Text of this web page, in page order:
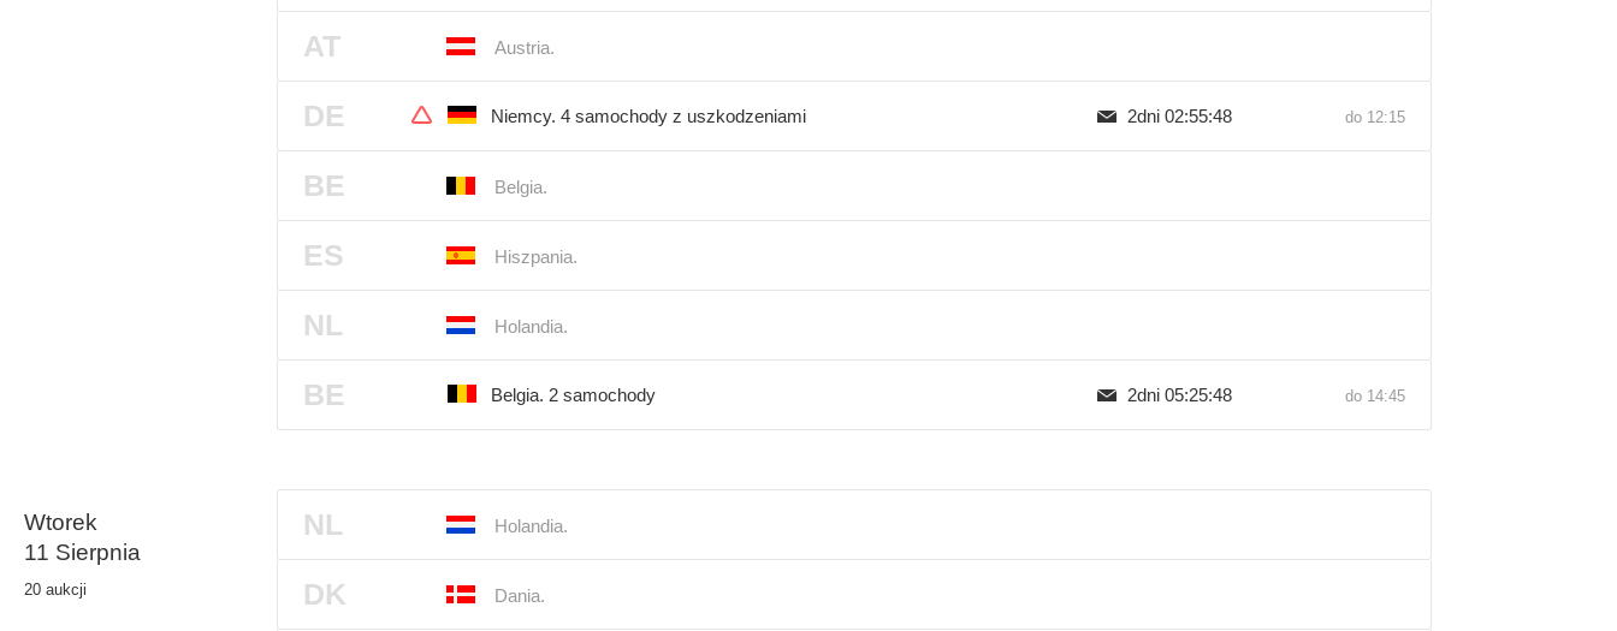
AT Austria.
DE Niemcy. 4 samochody z uszkodzeniami 2dni 02:55:47 do 12:15
BE Belgia.
ES Hiszpania.
NL Holandia.
BE Belgia. 2 samochody 2dni 05:25:47 do 14:45
Wtorek
11 Sierpnia
20 aukcji
NL Holandia.
DK Dania.